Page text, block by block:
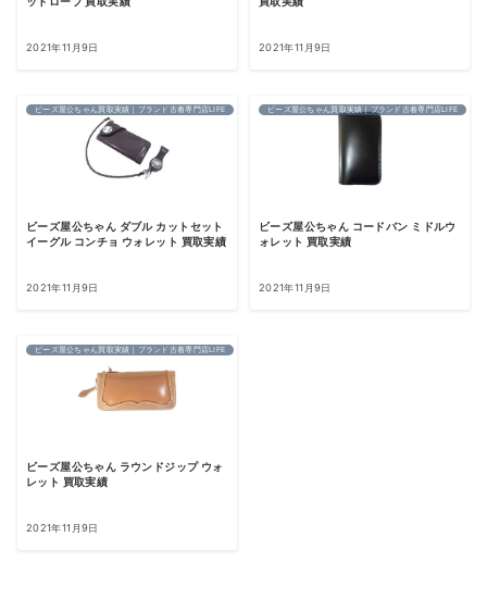
2021年11月9日 2021年11月9日
ビーズ屋公ちゃん買取実績｜ブランド古着専門店LIFE
ビーズ屋公ちゃん ダブル カットセット
イーグル コンチョ ウォレット 買取実績
2021年11月9日
ビーズ屋公ちゃん買取実績｜ブランド古着専門店LIFE
ビーズ屋公ちゃん コードバン ミドルウ
ォレット 買取実績
2021年11月9日
ビーズ屋公ちゃん買取実績｜ブランド古着専門店LIFE
ビーズ屋公ちゃん ラウンドジップ ウォ
レット 買取実績
2021年11月9日